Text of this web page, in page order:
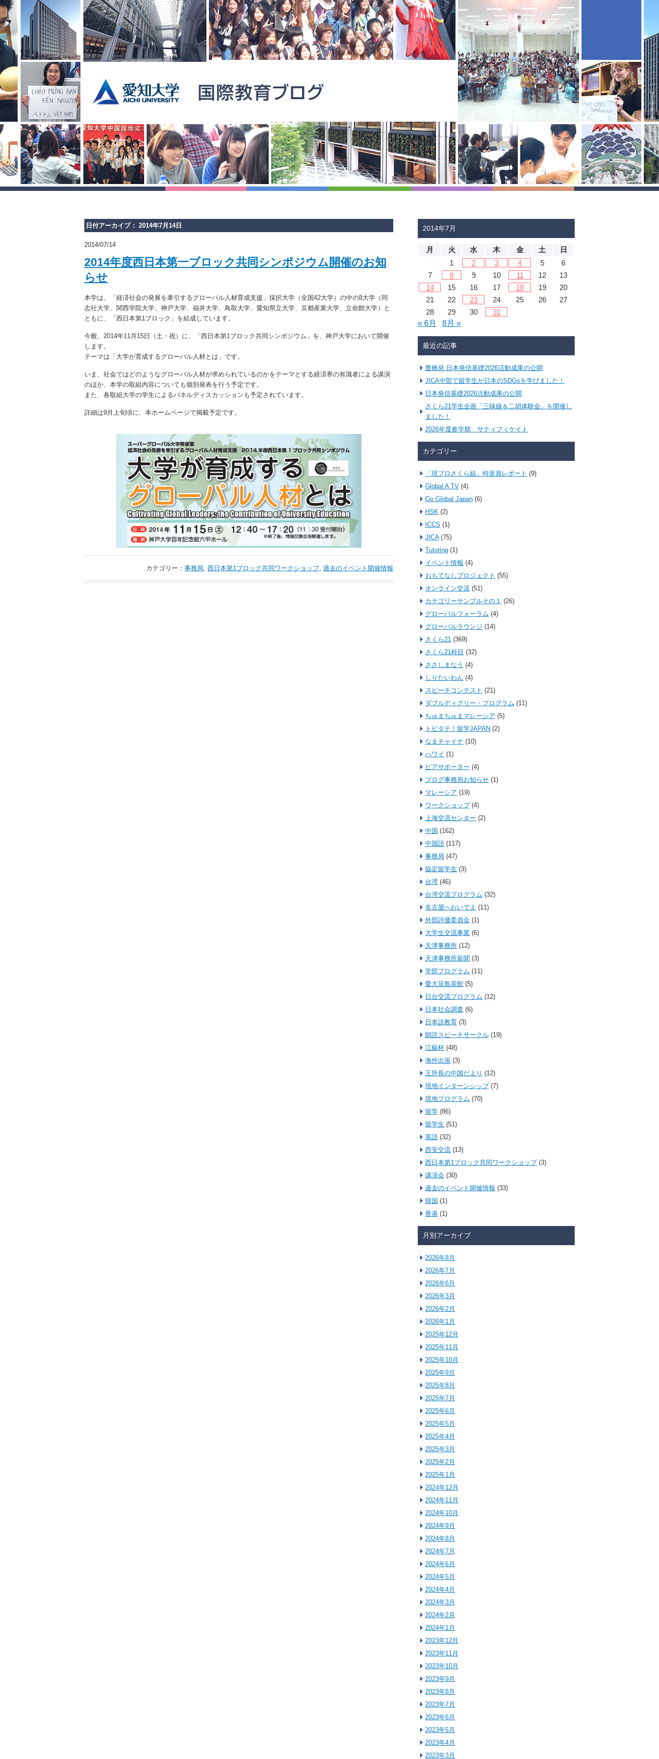
日付アーカイブ： 2014年7月14日
2014/07/14
2014年度西日本第一ブロック共同シンポジウム開催のお知
らせ
本学は、「経済社会の発展を牽引するグローバル人材育成支援」採択大学（全国42大学）の中の8大学（同
志社大学、関西学院大学、神戸大学、福井大学、鳥取大学、愛知県立大学、京都産業大学、立命館大学）と
ともに、「西日本第1ブロック」を結成しています。
今般、2014年11月15日（土・祝）に、「西日本第1ブロック共同シンポジウム」を、神戸大学において開催
します。
テーマは「大学が育成するグローバル人材とは」です。
いま、社会ではどのようなグローバル人材が求められているのかをテーマとする経済界の有識者による講演
のほか、本学の取組内容についても個別発表を行う予定です。
また、各取組大学の学生によるパネルディスカッションも予定されています。
詳細は9月上旬頃に、本ホームページで掲載予定です。
カテゴリー： 事務局, 西日本第1ブロック共同ワークショップ, 過去のイベント開催情報
2014年7月
月 火 水 木 金 土
日
1
2 3 4 5
6
7
8 9 10 11 12
13
14
15 16 17 18 19
20
21
22 23 24 25 26
27
28
29 30
31
« 6月
8月 »
最近の記事
豊橋発 日本発信基礎2026活動成果の公開
JICA中部で留学生が日本のSDGsを学びました！
日本発信基礎2026活動成果の公開
さくら21学生企画「三味線＆二胡体験会」を開催し
ました！
2026年度春学期 サティフィケイト
カテゴリー
「現プロさくら組」特派員レポート (9)
Global A TV (4)
Go Global Japan (6)
HSK (2)
ICCS (1)
JICA(75)
Tutoring (1)
イベント情報 (4)
おもてなしプロジェクト (55)
オンライン交流 (51)
カテゴリーサンプルその１ (26)
グローバルフォーラム (4)
グローバルラウンジ (14)
さくら21 (369)
さくら21科目 (32)
ささしまなう (4)
しりたいわん (4)
スピーチコンテスト (21)
ダブルディグリー・プログラム (11)
ちゅまちゅまマレーシア (5)
トビタテ！留学JAPAN (2)
なまチャイナ (10)
ハワイ (1)
ピアサポーター (4)
ブログ事務局お知らせ (1)
マレーシア (19)
ワークショップ(4)
上海交流センター (2)
中国 (162)
中国語 (117)
事務局 (47)
協定留学生 (3)
台湾 (46)
台湾交流プログラム (32)
名古屋へおいでよ (11)
外部評価委員会 (1)
大学生交流事業 (6)
天津事務所 (12)
天津事務所新聞 (3)
学部プログラム (11)
愛大笹島茶館 (5)
日台交流プログラム (12)
日本社会調査 (6)
日本語教育 (3)
朗読スピーチサークル (19)
江蘇杯 (48)
海外出張 (3)
王所長の中国だより (12)
現地インターンシップ(7)
現地プログラム (70)
留学 (86)
留学生 (51)
英語 (32)
西安交流 (13)
西日本第1ブロック共同ワークショップ(3)
講演会 (30)
過去のイベント開催情報 (33)
韓国 (1)
香港 (1)
月別アーカイブ
2026年8月
2026年7月
2026年6月
2026年3月
2026年2月
2026年1月
2025年12月
2025年11月
2025年10月
2025年9月
2025年8月
2025年7月
2025年6月
2025年5月
2025年4月
2025年3月
2025年2月
2025年1月
2024年12月
2024年11月
2024年10月
2024年9月
2024年8月
2024年7月
2024年6月
2024年5月
2024年4月
2024年3月
2024年2月
2024年1月
2023年12月
2023年11月
2023年10月
2023年9月
2023年8月
2023年7月
2023年6月
2023年5月
2023年4月
2023年3月